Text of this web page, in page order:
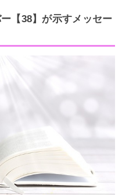
【38】が示すメッセー